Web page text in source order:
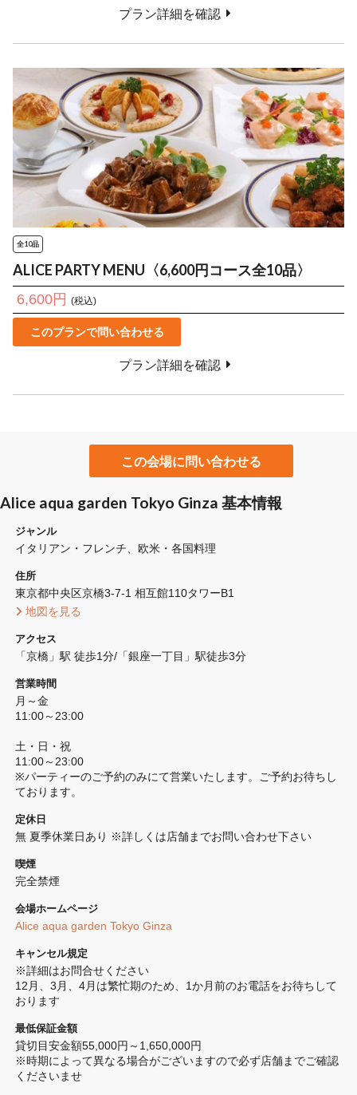
プラン詳細を確認
全10品
ALICE PARTY MENU〈6,600円コース全10品〉
6,600円 (税込)
このプランで問い合わせる
プラン詳細を確認
この会場に問い合わせる
Alice aqua garden Tokyo Ginza 基本情報
ジャンル
イタリアン・フレンチ 欧米・各国料理
住所
東京都中央区京橋3-7-1 相互館110タワーB1
地図を見る
アクセス
「京橋」駅 徒歩1分/「銀座一丁目」駅徒歩3分
営業時間
月～金
11:00～23:00
土・日・祝
11:00～23:00
※パーティーのご予約のみにて営業いたします。ご予約お待ちし
ております。
定休日
無 夏季休業日あり ※詳しくは店舗までお問い合わせ下さい
喫煙
完全禁煙
会場ホームページ
Alice aqua garden Tokyo Ginza
キャンセル規定
※詳細はお問合せください
12月、3月、4月は繁忙期のため、1か月前のお電話をお待ちして
おります
最低保証金額
貸切目安金額55,000円～1,650,000円
※時期によって異なる場合がございますので必ず店舗までご確認
くださいませ